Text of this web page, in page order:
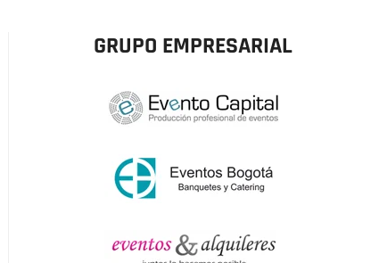
GRUPO EMPRESARIAL